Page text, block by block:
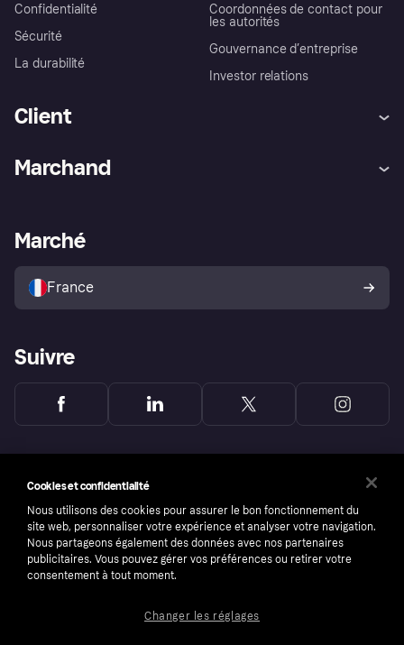
Confidentialité
Sécurité
La durabilité
Coordonnées de contact pour
les autorités
Gouvernance d’entreprise
Investor relations
Client
Explorez les magasins
Politique de protection de
l’acheteur Klarna
Marchand
Portail Marchand
Marché
France
Suivre
Cookies et confidentialité
Nous utilisons des cookies pour assurer le bon fonctionnement du
site web, personnaliser votre expérience et analyser votre navigation.
Nous partageons également des données avec nos partenaires
publicitaires. Vous pouvez gérer vos préférences ou retirer votre
consentement à tout moment.
Changer les réglages